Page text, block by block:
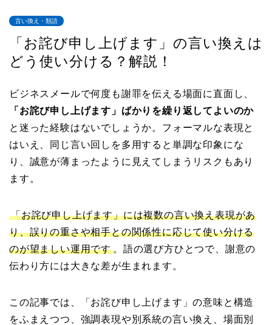
言い換え・類語
「お詫び申し上げます」の言い換えは
どう使い分ける？解説！
ビジネスメールで何度も謝罪を伝える場面に直面し、
「お詫び申し上げます」ばかりを繰り返してよいのか
と迷った経験はないでしょうか。フォーマルな表現と
はいえ、同じ言い回しを多用すると単調な印象にな
り、誠意が薄まったように見えてしまうリスクもあり
ます。
「お詫び申し上げます」には複数の言い換え表現があ
り、誤りの重さや相手との関係性に応じて使い分ける
のが望ましい運用です 。語の選び方ひとつで、謝意の
伝わり方には大きな差が生まれます。
この記事では、「お詫び申し上げます」の意味と構造
をふまえつつ、強調表現や別系統の言い換え、場面別